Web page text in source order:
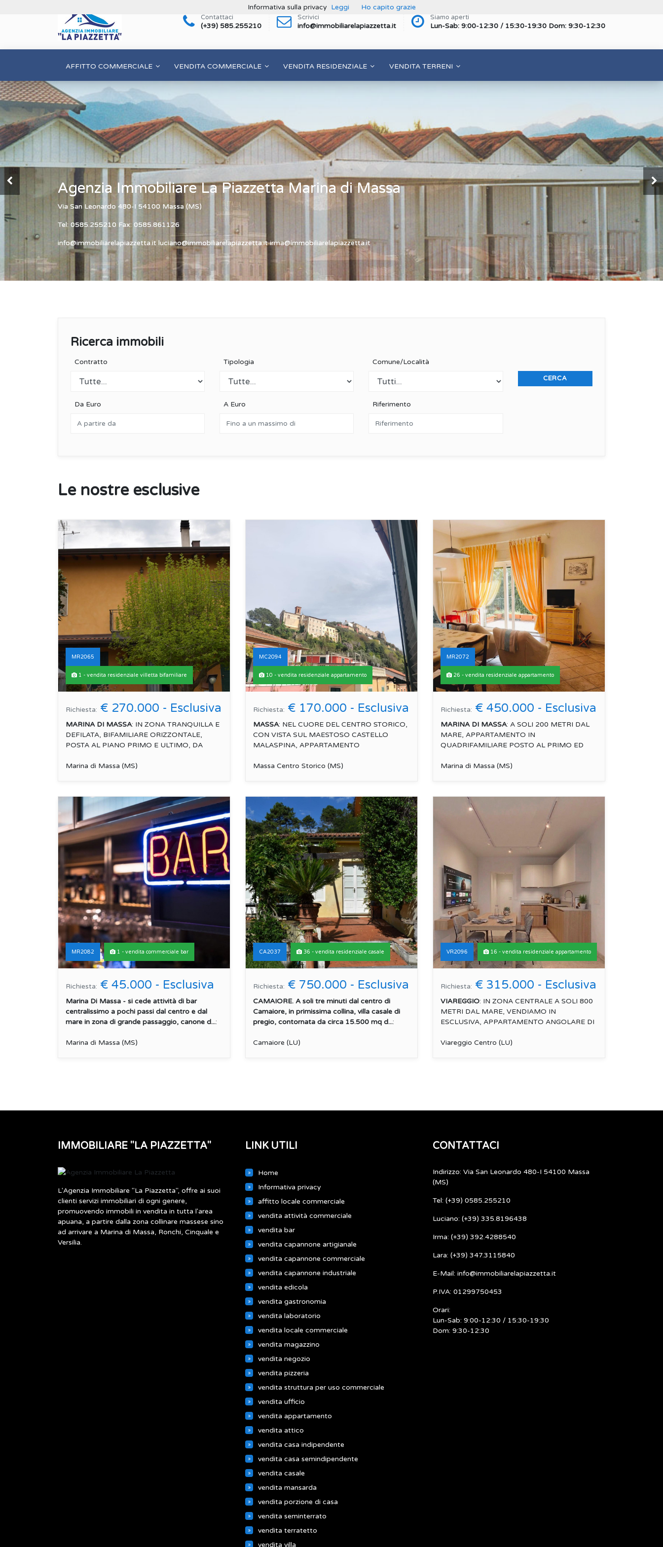
Contattaci
(+39) 585.255210
Scrivici
info@immobiliarelapiazzetta.it
Siamo aperti
Lun-Sab: 9:00-12:30 / 15:30-19:30 Dom: 9:30-12:30
AFFITTO COMMERCIALE VENDITA COMMERCIALE VENDITA RESIDENZIALE VENDITA TERRENI
Agenzia Immobiliare La Piazzetta Marina di Massa
Via San Leonardo 480-I 54100 Massa (MS)
Tel: 0585.255210 Fax: 0585.861126
info@immobiliarelapiazzetta.it luciano@immobiliarelapiazzetta.it irma@immobiliarelapiazzetta.it
Ricerca immobili
Contratto Tipologia Comune/Località
Da Euro A Euro Riferimento
Le nostre esclusive
MR2065
1 - vendita residenziale villetta bifamiliare
Richiesta: € 270.000 - Esclusiva
MARINA DI MASSA: IN ZONA TRANQUILLA E
DEFILATA, BIFAMILIARE ORIZZONTALE,
POSTA AL PIANO PRIMO E ULTIMO, DA
Marina di Massa (MS)
MC2094
10 - vendita residenziale appartamento
Richiesta: € 170.000 - Esclusiva
MASSA: NEL CUORE DEL CENTRO STORICO,
CON VISTA SUL MAESTOSO CASTELLO
MALASPINA, APPARTAMENTO
POSTO...
Massa Centro Storico (MS)
MR2072
26 - vendita residenziale appartamento
Richiesta: € 450.000 - Esclusiva
MARINA DI MASSA: A SOLI 200 METRI DAL
MARE, APPARTAMENTO IN
QUADRIFAMILIARE POSTO AL PRIMO ED
(MO...
Marina di Massa (MS)
MR2082 1 - vendita commerciale bar
Richiesta: € 45.000 - Esclusiva
Marina Di Massa - si cede attività di bar
centralissimo a pochi passi dal centro e dal
mare in zona di grande passaggio, canone d...:
Marina di Massa (MS)
CA2037 36 - vendita residenziale casale
Richiesta: € 750.000 - Esclusiva
CAMAIORE. A soli tre minuti dal centro di
Camaiore, in primissima collina, villa casale di
pregio, contornata da circa 15.500 mq d...:
Camaiore (LU)
VR2096 16 - vendita residenziale appartamento
Richiesta: € 315.000 - Esclusiva
VIAREGGIO: IN ZONA CENTRALE A SOLI 800
METRI DAL MARE, VENDIAMO IN
ESCLUSIVA, APPARTAMENTO ANGOLARE DI
Viareggio Centro (LU)
IMMOBILIARE "LA PIAZZETTA"
L'Agenzia Immobiliare "La Piazzetta", offre ai suoi
clienti servizi immobiliari di ogni genere,
promuovendo immobili in vendita in tutta l'area
apuana, a partire dalla zona collinare massese sino
ad arrivare a Marina di Massa, Ronchi, Cinquale e
Versilia.
LINK UTILI
Home
Informativa privacy
affitto locale commerciale
vendita attività commerciale
vendita bar
vendita capannone artigianale
vendita capannone commerciale
vendita capannone industriale
vendita edicola
vendita gastronomia
vendita laboratorio
vendita locale commerciale
vendita magazzino
vendita negozio
vendita pizzeria
vendita struttura per uso commerciale
vendita ufficio
vendita appartamento
vendita attico
vendita casa indipendente
vendita casa semindipendente
vendita casale
vendita mansarda
vendita porzione di casa
vendita seminterrato
vendita terratetto
vendita villa
CONTATTACI
Indirizzo: Via San Leonardo 480-I 54100 Massa
(MS)
Tel: (+39) 0585.255210
Luciano: (+39) 335.8196438
Irma: (+39) 392.4288540
Lara: (+39) 347.3115840
E-Mail: info@immobiliarelapiazzetta.it
P.IVA: 01299750453
Orari:
Lun-Sab: 9:00-12:30 / 15:30-19:30
Dom: 9:30-12:30
Informativa sulla privacy Leggi Ho capito grazie